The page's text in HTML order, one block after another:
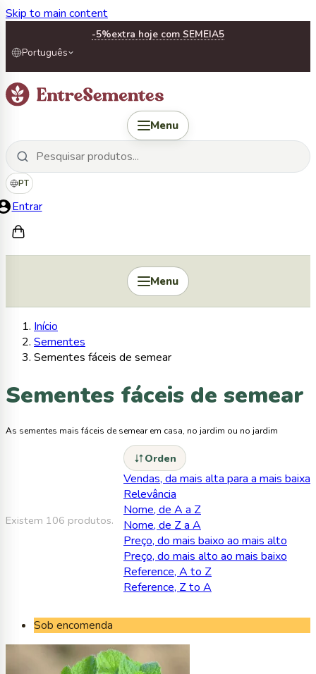
Skip to main content
-5%extra hoje com SEMEIA5
Português
Menu
PT
Entrar
Menu
Início
Sementes
Sementes fáceis de semear
Sementes fáceis de semear
As sementes mais fáceis de semear em casa, no jardim ou no jardim
Existem 106 produtos.
Orden
Vendas, da mais alta para a mais baixa
Relevância
Nome, de A a Z
Nome, de Z a A
Preço, do mais baixo ao mais alto
Preço, do mais alto ao mais baixo
Reference, A to Z
Reference, Z to A
Sob encomenda